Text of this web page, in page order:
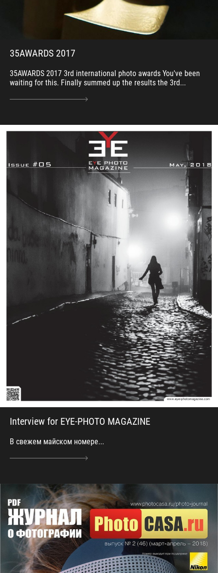
35AWARDS 2017
35AWARDS 2017 3rd international photo awards You've been
waiting for this. Finally summed up the results the 3rd...
Interview for EYE-PHOTO MAGAZINE
В свежем майском номере...